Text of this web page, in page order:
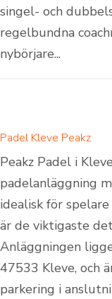
singel- och
regelbundna
nybörjare...
Padel Kleve Peakz
Peakz Padel i
padelanläggning
idealisk för
är de viktigaste
Anläggningen
47533 Kleve, och
parkering i